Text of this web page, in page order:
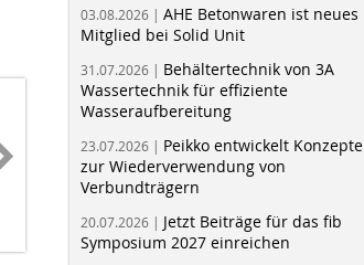
03.08.2026 | AHE Betonwaren ist neues
Mitglied bei Solid Unit
31.07.2026 | Behältertechnik von 3A
Wassertechnik für effiziente
Wasseraufbereitung
23.07.2026 | Peikko entwickelt Konzepte
zur Wiederverwendung von
Verbundträgern
20.07.2026 | Jetzt Beiträge für das fib
Symposium 2027 einreichen